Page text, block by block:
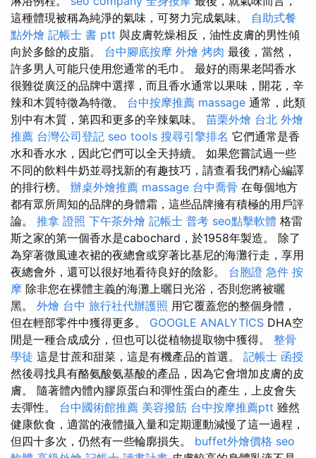
這種體現被稱為純淨的氣味，可努力完成氣味。 自助式餐
點外燴 記帳士 書 ptt 與皮膚乾燥相反，油性皮膚的男性傾
向於多餘的皮脂。 台中腳底按摩 外燴 烤肉 最後，當然，
許多男人可能只使用您通常的毛巾。 最好的雨果老闆香水
很難從廣泛的品牌中選擇，而且香水通常以果味，開花，辛
辣和木質特徵為特徵。 台中按摩推薦 massage 通常，此類
別中有木質，第四和更多的辛辣氣味。 苗栗外燴 台北 外燴
推薦 台灣公司登記 seo tools 搜尋引擎排名 它們通常是香
水和香水水，因此它們可以全天持續。 如果您嘗試過一些
不同的飲料牛奶並尋找新的有趣技巧，請查看我們精心編譯
的排行榜。 辦桌外燴推薦 massage 台中喬骨 在每個地方
都有眾所周知的品牌的身體霜，這些品牌擁有積極的用戶評
論。 推拿 證照 下午茶外燴 記帳士 普考 seo點擊軟體 格雷
斯之家的第一個香水是cabochard，於1958年製造。 除了
為穿著微風連衣裙的夜總會或穿著比基尼的海灘行走，享用
夜總會外，還可以很好地看待良好的陰影。 台胞證 急件 按
摩 除非您在裸體主義的海灘上曬日光浴，否則您將被曬
黑。 外燴 台中 旅行社代辦護照 用它覆蓋您的整個身體，
但在輕部零件中獲得更多。 GOOGLE ANALYTICS DHA空
閒是一種合成成分，但也可以從植物提取物中獲得。 整骨
學徒 這是甘蔗和甜菜，這是有機產品的首選。 記帳士 函授
然後尋找具有酪氨酸氨基酸的產品，因為它會增加皮膚的皮
膚。 隨著體內體內膠原蛋白和彈性蛋白的產生，上皮會失
去彈性。 台中國術館推薦 美容撥筋 台中按摩推薦ptt 雖然
健康飲食，適當的液體攝入量和定期運動減慢了這一過程，
但四十多次，仍然有一些輪廓損失。 buffet外燴價格 seo